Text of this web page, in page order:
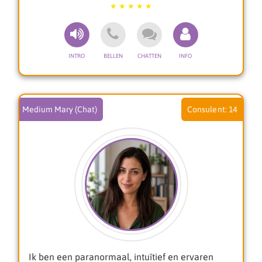
begeleiding is warm, respectvol en vanuit
gevoel, waarbij jij altijd centraal staat.
Of je nu met vragen zit over liefde, emoties,
keuzes of persoonlijke groei, ik help je graag om
Voel je welkom om contact met mij op te nemen
voor een fijn en persoonlijk gesprek.
Ik ben een paranormaal, intuïtief en ervaren
Medium Mary (Chat) 14